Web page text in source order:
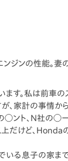
ジンの性能。妻
す。私は前車
家計の事情か
ト、N社の◯ー
だけど、
いる息子の家